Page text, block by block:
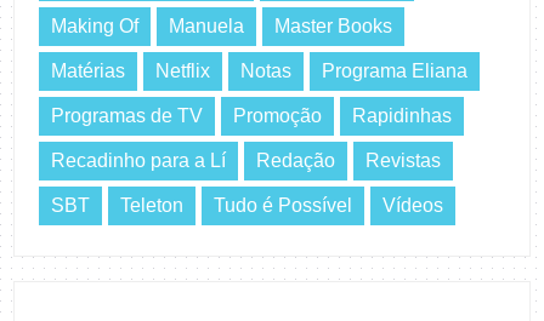
Making Of Manuela Master Books
Matérias Netflix Notas Programa Eliana
Programas de TV Promoção Rapidinhas
Recadinho para a Lí Redação Revistas
SBT Teleton Tudo é Possível Vídeos